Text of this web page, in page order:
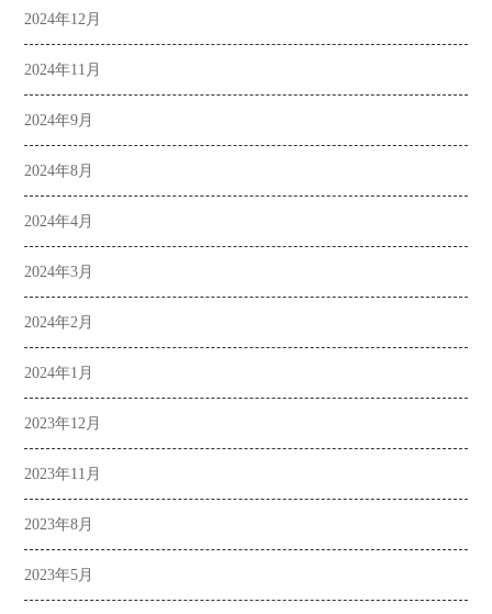
2024年12月
2024年11月
2024年9月
2024年8月
2024年4月
2024年3月
2024年2月
2024年1月
2023年12月
2023年11月
2023年8月
2023年5月